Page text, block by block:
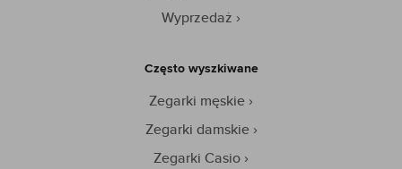
Wyprzedaż
Często wyszkiwane
Zegarki męskie
Zegarki damskie
Zegarki Casio